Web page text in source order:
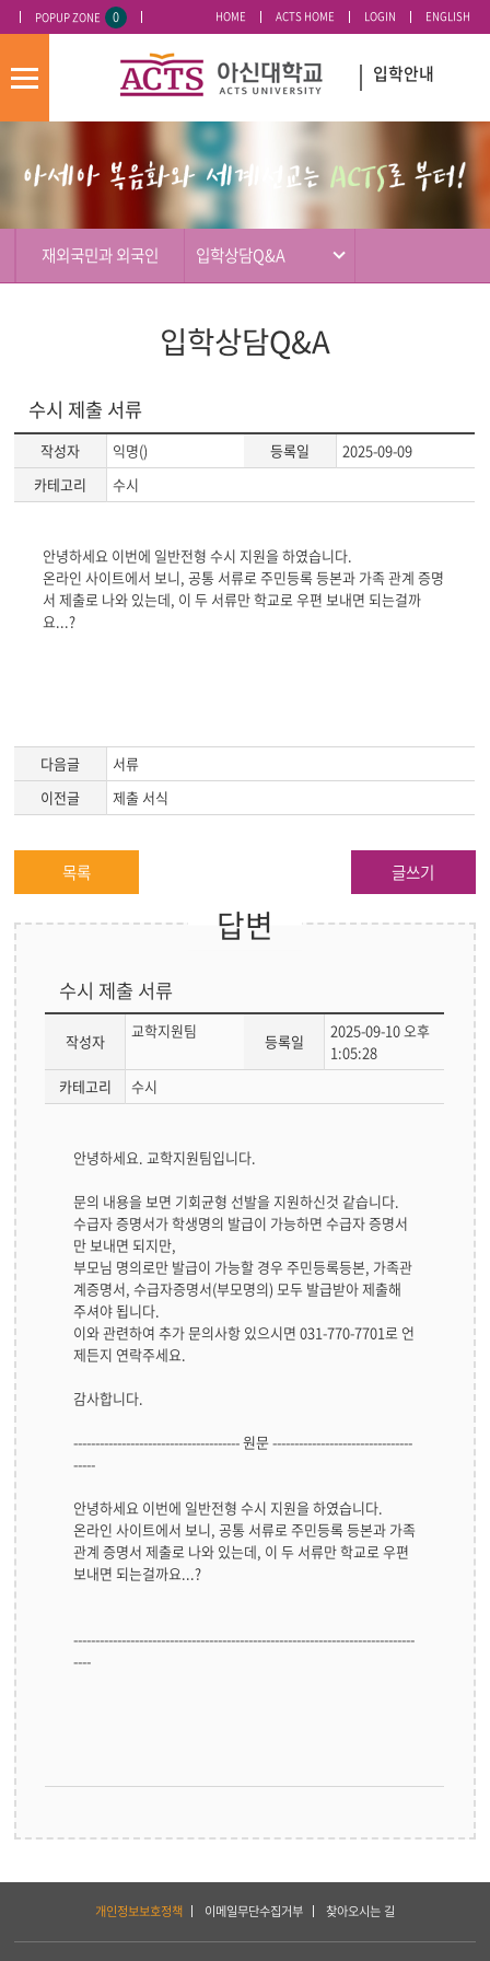
오늘 하루 이 창 열지 않기
POPUP ZONE 0 HOME ACTS HOME LOGIN ENGLISH
모
뉴
입학안내
재외국민과 외국인 입학상담Q&A
입학상담Q&A
수시 제출 서류
작성자 익명() 등록일
2025-09-09
카테고리
수시
게
시
글
본
안녕하세요 이번에 일반전형 수시 지원을 하였습니다.
온라인 사이트에서 보니, 공통 서류로 주민등록 등본과 가족 관계 증명
서 제출로 나와 있는데, 이 두 서류만 학교로 우편 보내면 되는걸까
요...?
다음글
서류
이전글
제출 서식
목록 글쓰기
답변
수시 제출 서류
작성자
교학지원팀
등록일
2025-09-10 오후
1:05:28
카테고리
수시
답
글
본
문
안녕하세요. 교학지원팀입니다.
문의 내용을 보면 기회균형 선발을 지원하신것 같습니다.
수급자 증명서가 학생명의 발급이 가능하면 수급자 증명서
만 보내면 되지만,
부모님 명의로만 발급이 가능할 경우 주민등록등본, 가족관
계증명서, 수급자증명서(부모명의) 모두 발급받아 제출해
주셔야 됩니다.
이와 관련하여 추가 문의사항 있으시면 031-770-7701로 언
제든지 연락주세요.
감사합니다.
-------------------------------------- 원문 --------------------------------
-----
안녕하세요 이번에 일반전형 수시 지원을 하였습니다.
온라인 사이트에서 보니, 공통 서류로 주민등록 등본과 가족
관계 증명서 제출로 나와 있는데, 이 두 서류만 학교로 우편
보내면 되는걸까요...?
------------------------------------------------------------------------------
----
개인정보보호정책 이메일무단수집거부 찾아오시는 길